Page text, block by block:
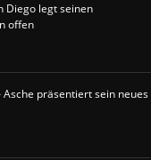
Diego legt seinen
offen
Asche präsentiert sein neues